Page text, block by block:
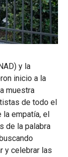
y la
inicio a la
muestra
de todo el
la empatía, el
de la palabra
y celebrar las